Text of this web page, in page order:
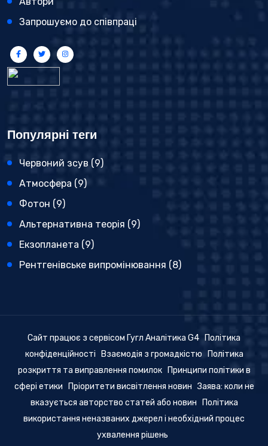
Запрошуємо до співпраці
Популярні теги
Червоний зсув (9)
Атмосфера (9)
Фотон (9)
Альтернативна теорія (9)
Екзопланета (9)
Рентгенівське випромінювання (8)
Сайт працює з сервісом Гугл Аналітика G4
Політика
конфіденційності
Взаємодія з громадкістю
Політика
розкриття та виправлення помилок
Принципи політики в
сфері етики
Пріоритети висвітлення новин Заява: коли не
вказується авторство статей або новин
Політика
використання неназваних джерел і необхідний процес
ухвалення рішень